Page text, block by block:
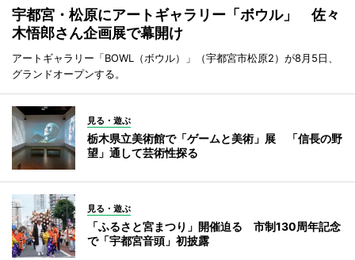
宇都宮・松原にアートギャラリー「ボウル」 佐々
木悟郎さん企画展で幕開け
アートギャラリー「BOWL（ボウル）」（宇都宮市松原2）が8月5日、
グランドオープンする。
見る・遊ぶ
栃木県立美術館で「ゲームと美術」展 「信長の野
望」通して芸術性探る
見る・遊ぶ
「ふるさと宮まつり」開催迫る 市制130周年記念
で「宇都宮音頭」初披露